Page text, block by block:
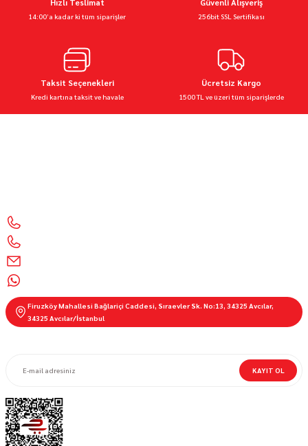
14:00’a kadar ki tüm siparişler 256bit SSL Sertifikası
Taksit Seçenekleri
Kredi kartına taksit ve havale
Ücretsiz Kargo
1500 TL ve üzeri tüm siparişlerde
Firuzköy Mahallesi Bağlariçi Caddesi, Sıraevler Sk. No:13, 34325 Avcılar,
34325 Avcılar/İstanbul
KAYIT OL